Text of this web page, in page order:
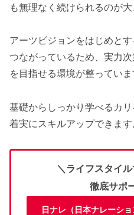
も無理なく続けられるのが大
アーツビジョンをはじめと
つながっているため、実力
を目指せる環境が整っていま
基礎からしっかり学べるカ
着実にスキルアップできます
＼ライフスタイ
徹底サポ
日ナレ（日本ナレーシ